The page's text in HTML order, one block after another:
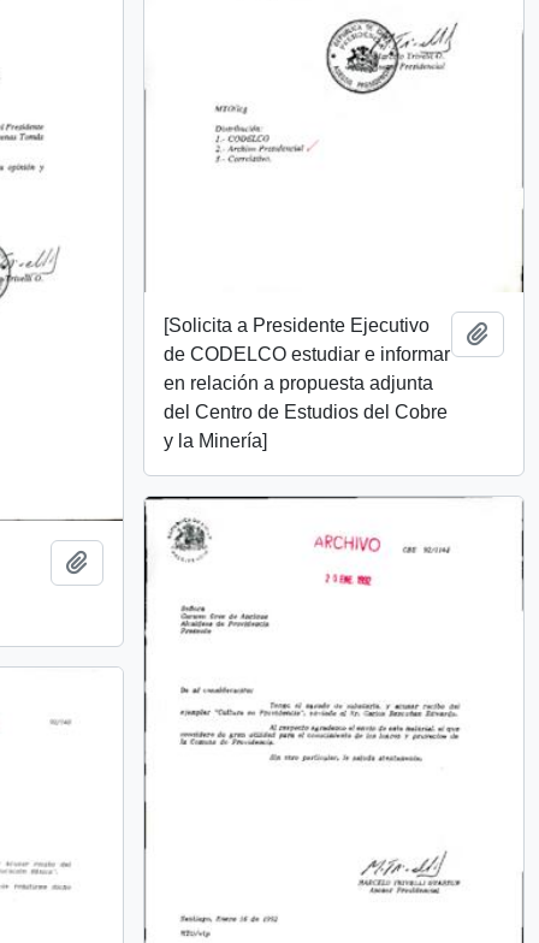
[Solicita a Presidente Ejecutivo
de CODELCO estudiar e informar
en relación a propuesta adjunta
del Centro de Estudios del Cobre
y la Minería]
Añadir al portapapeles